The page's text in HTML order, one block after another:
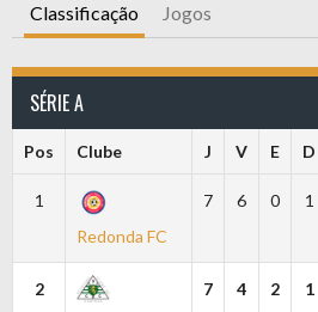
Classificação Jogos
SÉRIE A
Pos Clube J V E D
1
Redonda FC
7 6 0 1
2
7 4 2 1